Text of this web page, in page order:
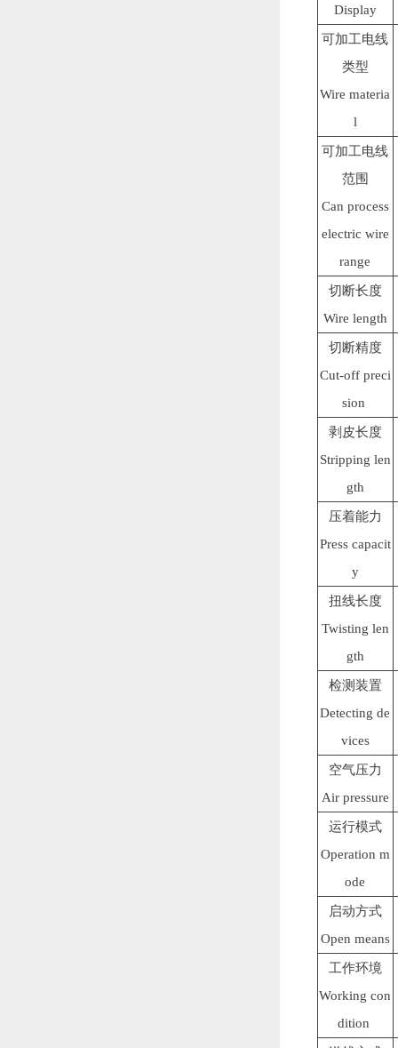
Display
可加工电线
类型
Wire materia
l
可加工电线
范围
Can process
electric wire
range
切断长度
Wire length
切断精度
Cut-off preci
sion
剥皮长度
Stripping len
gth
压着能力
Press capacit
y
扭线长度
Twisting len
gth
检测装置
Detecting de
vices
空气压力
Air pressure
运行模式
Operation m
ode
启动方式
Open means
工作环境
Working con
dition